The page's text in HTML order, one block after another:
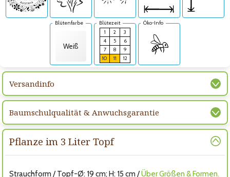
Blütenfarbe
Weiß
Blütezeit
1
2
3
4
5
6
7
8
9
10
11 12
Öko-Info
Versandinfo
Baumschulqualität & Anwuchsgarantie
Pflanze im 3 Liter Topf
Strauchform / Topf-Ø: 19 cm; H: 15 cm /Über Größen & Formen.